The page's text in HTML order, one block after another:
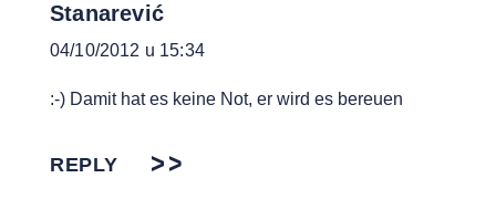
Stanarević
04/10/2012 u 15:34
:-) Damit hat es keine Not, er wird es bereuen
REPLY